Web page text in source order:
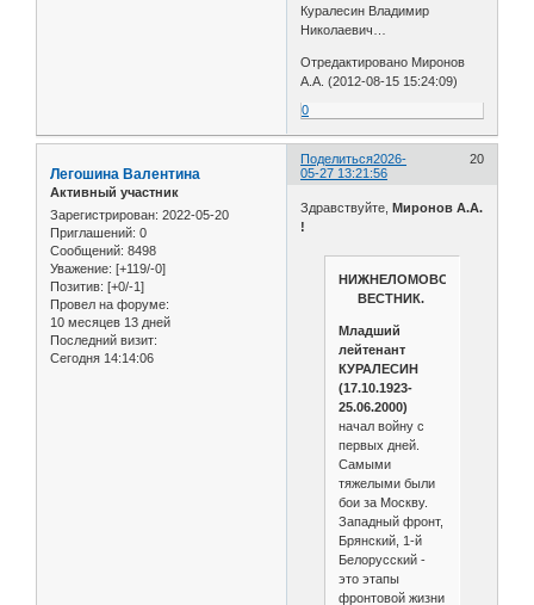
Куралесин Владимир
Николаевич…
Отредактировано Миронов
А.А. (2012-08-15 15:24:09)
0
Поделиться 20
2026-
05-27 13:21:56
Легошина Валентина
Активный участник
Зарегистрирован: 2022-05-20
Приглашений: 0
Сообщений: 8498
Уважение: [+119/-0]
Позитив: [+0/-1]
Провел на форуме:
10 месяцев 13 дней
Последний визит:
Сегодня 14:14:06
Здравствуйте,
Миронов А.А.
!
НИЖНЕЛОМОВСКИЙ
ВЕСТНИК.
Младший
лейтенант
КУРАЛЕСИН
(17.10.1923-
25.06.2000)
начал войну с
первых дней.
Самыми
тяжелыми были
бои за Москву.
Западный фронт,
Брянский, 1-й
Белорусский -
это этапы
фронтовой жизни